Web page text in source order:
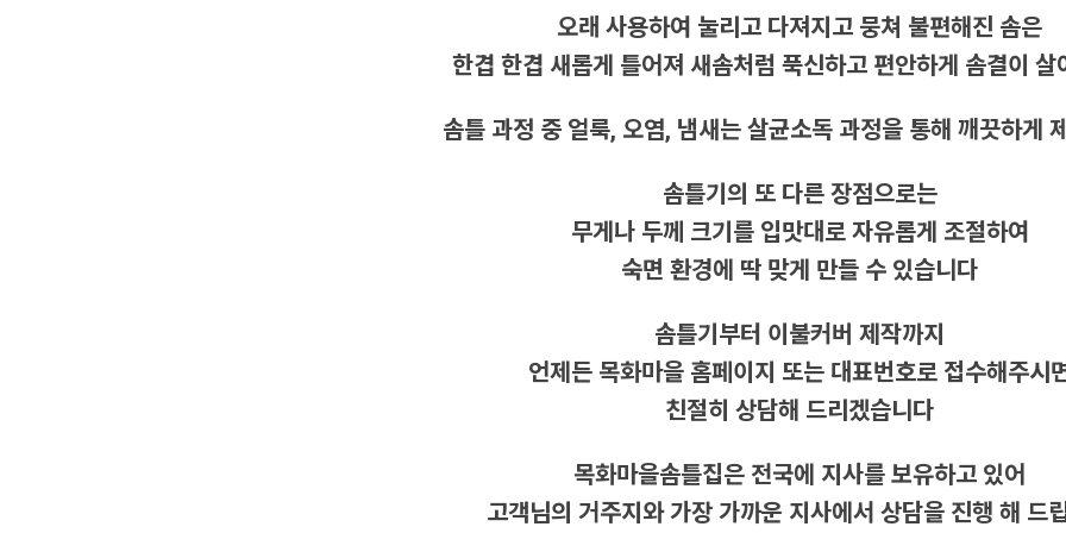
오래 사용하여 눌리고 다져지고 뭉쳐 불편해진 솜은
한겹 한겹 새롭게 틀어져 새솜처럼 푹신하고 편안하게 솜결이 살
솜틀 과정 중 얼룩, 오염, 냄새는 살균소독 과정을 통해 깨끗하게
솜틀기의 또 다른 장점으로는
무게나 두께 크기를 입맛대로 자유롭게 조절하여
숙면 환경에 딱 맞게 만들 수 있습니다
솜틀기부터 이불커버 제작까지
언제든 목화마을 홈페이지 또는 대표번호로 접수해주시
친절히 상담해 드리겠습니다
목화마을솜틀집은 전국에 지사를 보유하고 있어
고객님의 거주지와 가장 가까운 지사에서 상담을 진행 해 드